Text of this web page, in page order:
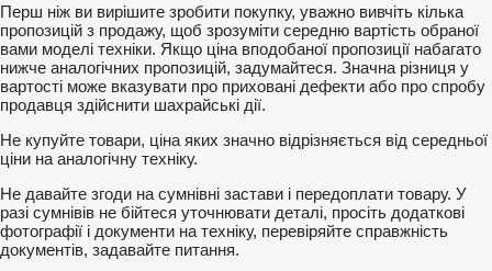
Перш ніж ви вирішите зробити покупку, уважно вивчіть кілька
пропозицій з продажу, щоб зрозуміти середню вартість обраної
вами моделі техніки. Якщо ціна вподобаної пропозиції набагато
нижче аналогічних пропозицій, задумайтеся. Значна різниця у
вартості може вказувати про приховані дефекти або про спробу
продавця здійснити шахрайські дії.
Не купуйте товари, ціна яких значно відрізняється від середньої
ціни на аналогічну техніку.
Не давайте згоди на сумнівні застави і передоплати товару. У
разі сумнівів не бійтеся уточнювати деталі, просіть додаткові
фотографії і документи на техніку, перевіряйте справжність
документів, задавайте питання.